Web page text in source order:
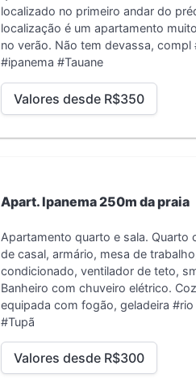
localizado no primeiro andar do
localização é um apartamento
no verão. Não tem devassa, compl
#ipanema #Tauane
Valores desde R$350
Apart. Ipanema 250m da praia
Apartamento quarto e sala. Quarto
de casal, armário, mesa de
condicionado, ventilador de teto,
Banheiro com chuveiro elétrico.
equipada com fogão, geladeira #rio
#Tupã
Valores desde R$300